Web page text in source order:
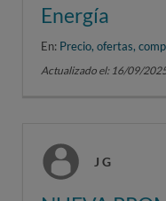
Energía
En: Precio, ofertas,
Actualizado el: 16/09/
J G